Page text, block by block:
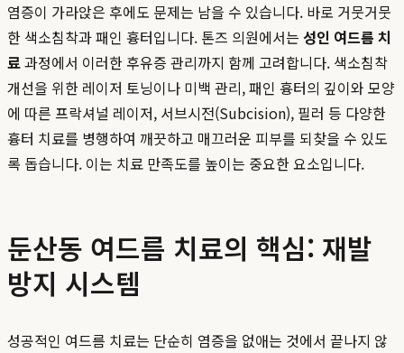
염증이 가라앉은 후에도 문제는 남을 수 있습니다. 바로 거뭇거뭇
한 색소침착과 패인 흉터입니다. 톤즈 의원에서는 성인 여드름 치
료과정에서 이러한 후유증 관리까지 함께 고려합니다. 색소침착
개선을 위한 레이저 토닝이나 미백 관리, 패인 흉터의 깊이와 모양
에 따른 프락셔널 레이저, 서브시전(Subcision), 필러 등 다양한
흉터 치료를 병행하여 깨끗하고 매끄러운 피부를 되찾을 수 있도
록 돕습니다. 이는 치료 만족도를 높이는 중요한 요소입니다.
둔산동 여드름 치료의 핵심: 재발
방지 시스템
성공적인 여드름 치료는 단순히 염증을 없애는 것에서 끝나지 않